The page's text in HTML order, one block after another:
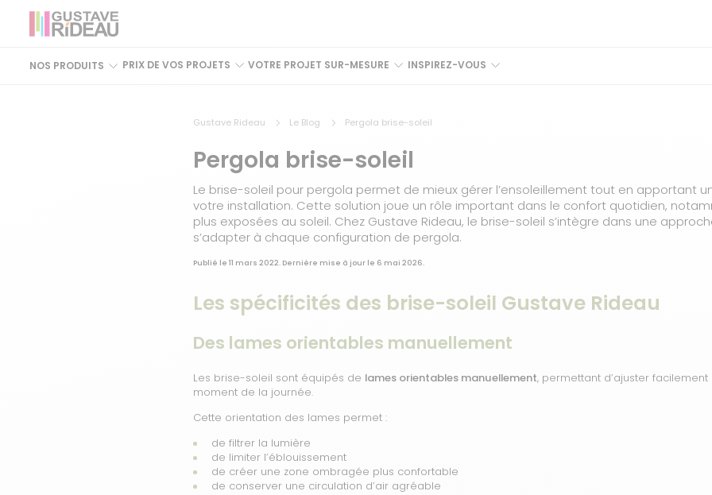
NOS PRODUITS PRIX DE VOS PROJETS VOTRE PROJET SUR-MESURE INSPIREZ-VOUS
Gustave Rideau Le Blog Pergola brise-soleil
Pergola brise-soleil
Le brise-soleil pour pergola permet de mieux gérer l’ensoleillement tout en apportant
votre installation. Cette solution joue un rôle important dans le confort quotidien,
plus exposées au soleil. Chez Gustave Rideau, le brise-soleil s’intègre dans une
s’adapter à chaque configuration de pergola.
Publié le 11 mars 2022. Dernière mise à jour le 6 mai 2026.
Les spécificités des brise-soleil Gustave Rideau
Des lames orientables manuellement
Les brise-soleil sont équipés de lames orientables manuellement, permettant d’ajuster
moment de la journée.
Cette orientation des lames permet :
de filtrer la lumière
de limiter l’éblouissement
de créer une zone ombragée plus confortable
de conserver une circulation d’air agréable